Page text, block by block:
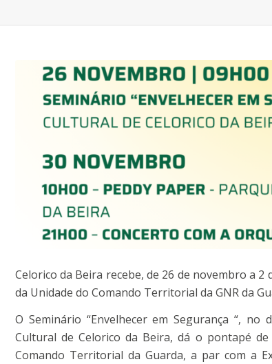
Celorico da Beira recebe, de 26 de novembro a
da Unidade do Comando Territorial da GNR da
O Seminário “Envelhecer em Segurança “,
Cultural de Celorico da Beira, dá o pontapé
Comando Territorial da Guarda, a par com a